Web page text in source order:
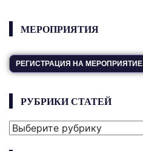
МЕРОПРИЯТИЯ
РЕГИСТРАЦИЯ НА МЕРОПРИЯТИЕ
РУБРИКИ СТАТЕЙ
РУБРИКИ